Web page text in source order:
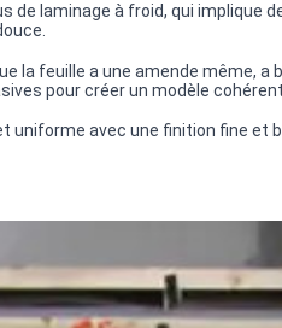
laminage à froid, qui implique
la feuille a une amende même, a
pour créer un modèle
uniforme avec une finition fine